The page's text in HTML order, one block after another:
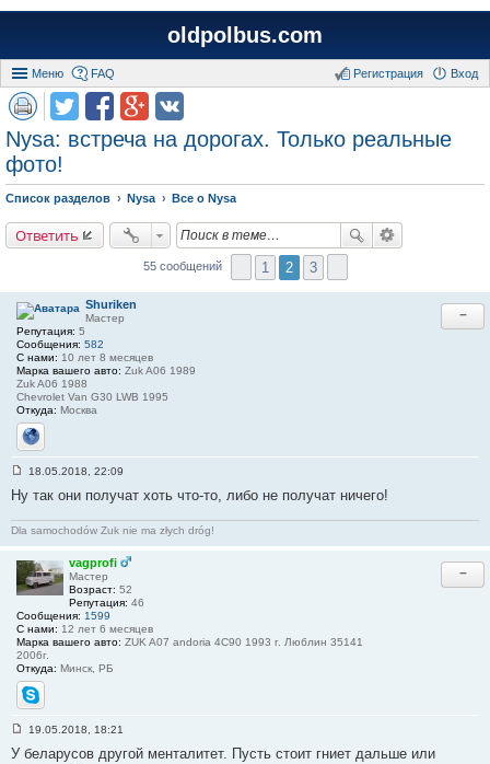
oldpolbus.com
Меню FAQ Вход
Регистрация
Nysa: встреча на дорогах. Только реальные
фото!
Список разделов Nysa Все о Nysa
Ответить
55 сообщений 1 2 3
Shuriken
Мастер
Репутация: 5
Сообщения: 582
С нами: 10 лет 8 месяцев
Марка вашего авто: Zuk A06 1989
Zuk A06 1988
Chevrolet Van G30 LWB 1995
Откуда: Москва
Сайт
−
о
о
б
щ
е
н
е
#
2
1
18.05.2018, 22:09
Ну так они получат хоть что-то, либо не получат ничего!
Dla samochodów Zuk nie ma złych dróg!
vagprofi
Мастер
Возраст: 52
Репутация: 46
Сообщения: 1599
С нами: 12 лет 6 месяцев
Марка вашего авто: ZUK A07 andoria 4C90 1993 г. Люблин 35141
2006г.
Откуда: Минск, РБ
Skype
−
о
19.05.2018, 18:21
У беларусов другой менталитет. Пусть стоит гниет дальше или